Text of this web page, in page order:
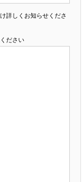
詳しくお知らせくださ
ださい